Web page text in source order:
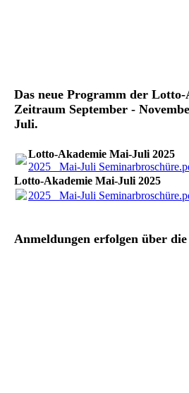
Das neue Programm der
Zeitraum September -
Juli.
Lotto-Akademie Mai-Juli 2025
2025_ Mai-Juli
Lotto-Akademie Mai-Juli 2025
2025_ Mai-Juli
Anmeldungen erfolgen über